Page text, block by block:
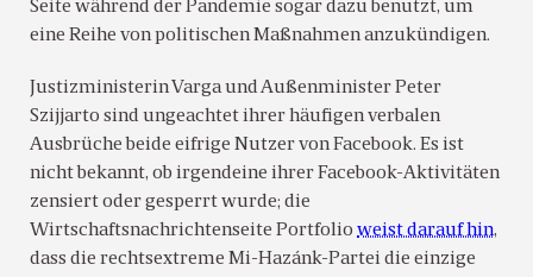
Seite während der Pandemie sogar dazu benutzt, um
eine Reihe von politischen Maßnahmen anzukündigen.
Justizministerin Varga und Außenminister Peter
Szijjarto sind ungeachtet ihrer häufigen verbalen
Ausbrüche beide eifrige Nutzer von Facebook. Es ist
nicht bekannt, ob irgendeine ihrer Facebook-Aktivitäten
zensiert oder gesperrt wurde; die
Wirtschaftsnachrichtenseite Portfolio weist darauf hin,
dass die rechtsextreme Mi-Hazánk-Partei die einzige